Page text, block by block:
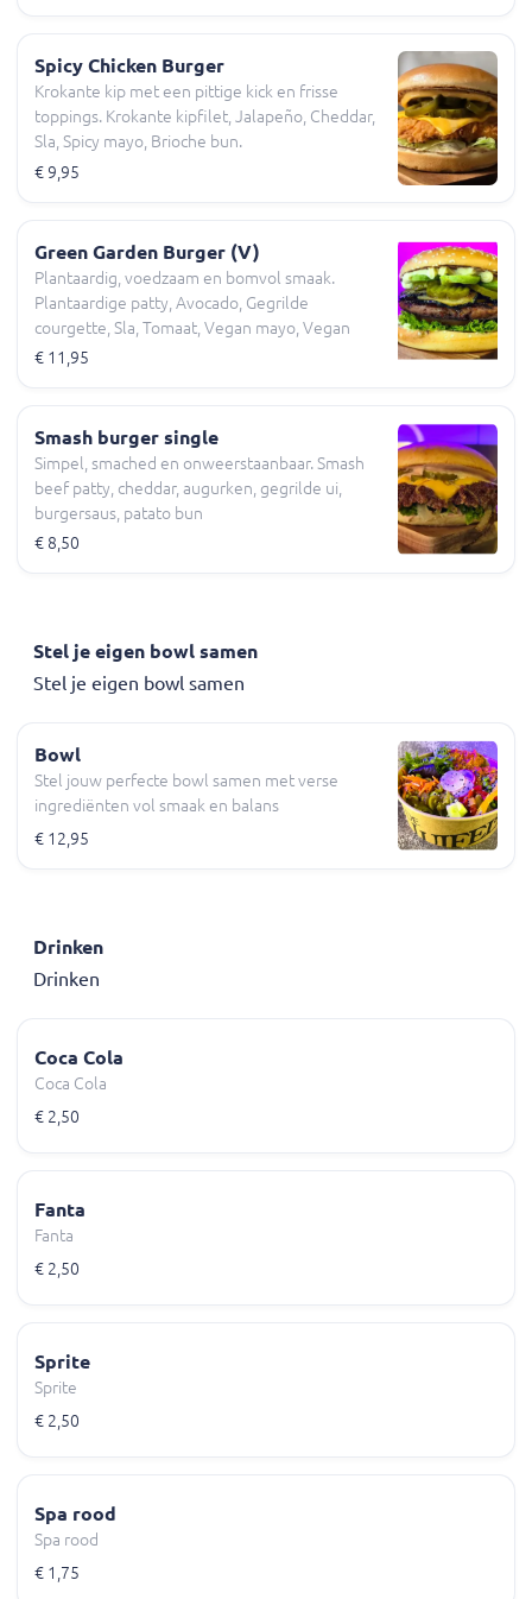
Spicy Chicken Burger
Krokante kip met een pittige kick en frisse
toppings. Krokante kipfilet, Jalapeño, Cheddar,
Sla, Spicy mayo, Brioche bun.
€ 9,95
Green Garden Burger (V)
Plantaardig, voedzaam en bomvol smaak.
Plantaardige patty, Avocado, Gegrilde
courgette, Sla, Tomaat, Vegan mayo, Vegan
bun.
€ 11,95
Smash burger single
Simpel, smached en onweerstaanbaar. Smash
beef patty, cheddar, augurken, gegrilde ui,
burgersaus, patato bun
€ 8,50
Stel je eigen bowl samen
Stel je eigen bowl samen
Bowl
Stel jouw perfecte bowl samen met verse
ingrediënten vol smaak en balans
€ 12,95
Drinken
Drinken
Coca Cola
Coca Cola
€ 2,50
Fanta
Fanta
€ 2,50
Sprite
Sprite
€ 2,50
Spa rood
Spa rood
€ 1,75